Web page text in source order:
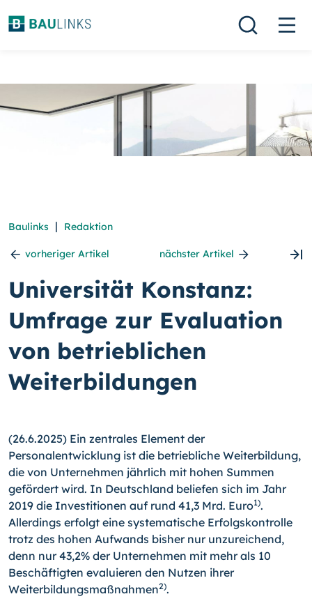
Baulinks | Redaktion
vorheriger Artikel nächster Artikel
Universität Konstanz:
Umfrage zur Evaluation
von betrieblichen
Weiterbildungen
(26.6.2025) Ein zentrales Element der
Personalentwicklung ist die betriebliche Weiterbildung,
die von Unternehmen jährlich mit hohen Summen
gefördert wird. In Deutschland beliefen sich im Jahr
2019 die Investitionen auf rund 41,3 Mrd. Euro1).
Allerdings erfolgt eine systematische Erfolgskontrolle
trotz des hohen Aufwands bisher nur unzureichend,
denn nur 43,2% der Unternehmen mit mehr als 10
Beschäftigten evaluieren den Nutzen ihrer
Weiterbildungsmaßnahmen2).